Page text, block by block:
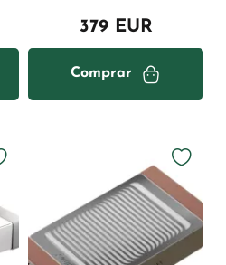
379 EUR
Comprar